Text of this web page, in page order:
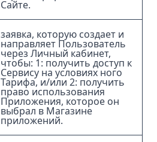
Сайте.
заявка, которую создает и
направляет Пользователь
через Личный кабинет,
чтобы: 1: получить доступ к
Сервису на условиях ного
Тарифа, и/или 2: получить
право использования
Приложения, которое он
выбрал в Магазине
приложений.